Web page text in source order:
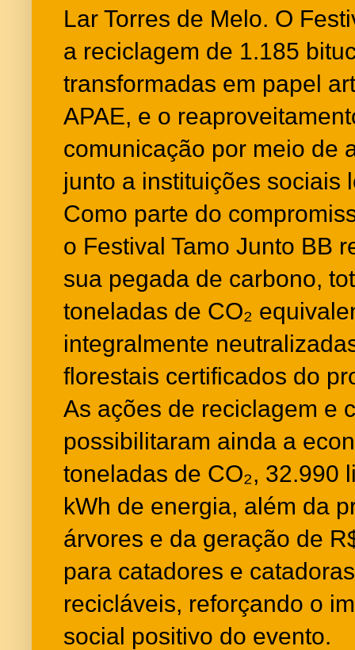
Lar Torres de Melo. O
a reciclagem de 1.185
transformadas em papel
APAE, e o
comunicação por meio de
junto a instituições sociais
Como parte do
o Festival Tamo Junto BB
sua pegada de carbono,
toneladas de CO₂
integralmente
florestais certificados do
As ações de reciclagem e
possibilitaram ainda a
toneladas de CO₂, 32.990
kWh de energia, além da
árvores e da geração de
para catadores e
recicláveis, reforçando o
social positivo do evento.